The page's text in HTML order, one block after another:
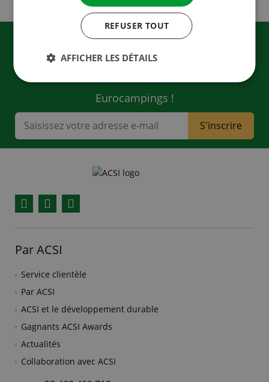
Envie de recevoir des infos camping ?
Eurocampings !
S'inscrire
Par ACSI
Service clientèle
Par ACSI
ACSI et le développement durable
Gagnants ACSI Awards
Actualités
Collaboration avec ACSI
REFUSER TOUT
AFFICHER LES DÉTAILS